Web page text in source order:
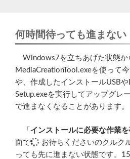
何時間待っても進まない
Windows7を立ちあげた状態か
MediaCreationTool.exeを使って
や、作成したインストールUSB
Setup.exeを実行してアップグレ
で進まなくなることがあります。
「 インストールに必要な作業
面で
お待ちくださいのクルク
っても先に進まない状態です。